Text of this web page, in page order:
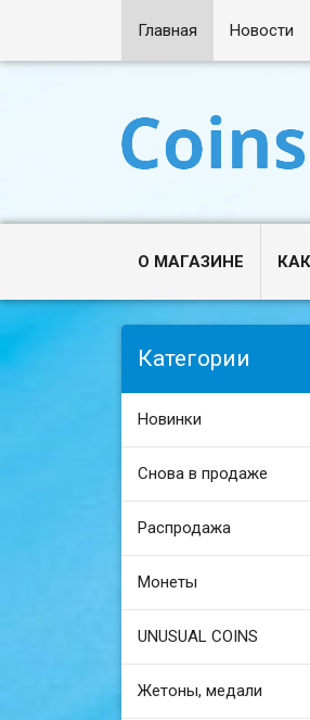
Главная Новости
О МАГАЗИНЕ
Категории
Новинки
Снова в продаже
Распродажа
Монеты
UNUSUAL COINS
Жетоны, медали